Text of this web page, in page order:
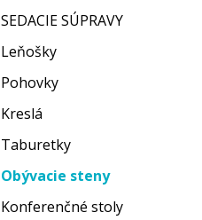
SEDACIE SÚPRAVY
Leňošky
Pohovky
Kreslá
Taburetky
Obývacie steny
Konferenčné stoly